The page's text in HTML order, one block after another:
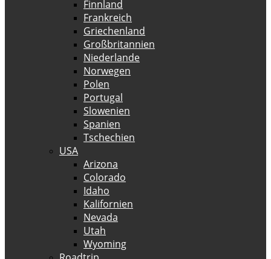
Finnland
Frankreich
Griechenland
Großbritannien
Niederlande
Norwegen
Polen
Portugal
Slowenien
Spanien
Tschechien
USA
Arizona
Colorado
Idaho
Kalifornien
Nevada
Utah
Wyoming